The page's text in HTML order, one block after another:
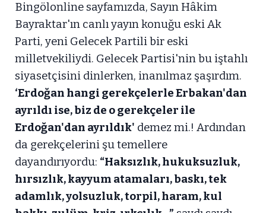
Bingölonline sayfamızda, Sayın Hâkim
Bayraktar'ın canlı yayın konuğu eski Ak
Parti, yeni Gelecek Partili bir eski
milletvekiliydi. Gelecek Partisi'nin bu iştahlı
siyasetçisini dinlerken, inanılmaz şaşırdım.
‘Erdoğan hangi gerekçelerle Erbakan'dan
ayrıldı ise, biz de o gerekçeler ile
Erdoğan'dan ayrıldık' demez mi.! Ardından
da gerekçelerini şu temellere
dayandırıyordu: “Haksızlık, hukuksuzluk,
hırsızlık, kayyum atamaları, baskı, tek
adamlık, yolsuzluk, torpil, haram, kul